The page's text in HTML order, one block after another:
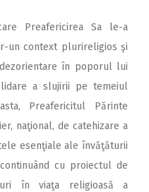
Preafericirea Sa le-a
un context plurireligios şi
în poporul lui
a slujirii pe temeiul
Preafericitul Părinte
naţional, de catehizare a
esenţiale ale învăţăturii
cu proiectul de
în viaţa religioasă a